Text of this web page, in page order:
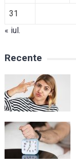
31
« iul.
Recente